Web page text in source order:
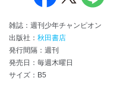
雑誌：週刊少年チャンピオン
出版社： 秋田書店
発行間隔：週刊
発売日：毎週木曜日
サイズ：B5